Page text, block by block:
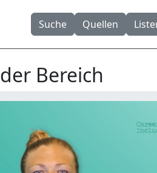
Suche Quellen
der Bereich